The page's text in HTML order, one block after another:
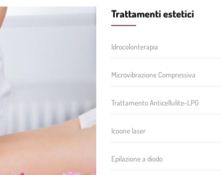
Trattamenti estetici
Idrocolonterapia
Microvibrazione Compressiva
Trattamento Anticellulite-LPG
Icoone laser
Epilazione a diodo